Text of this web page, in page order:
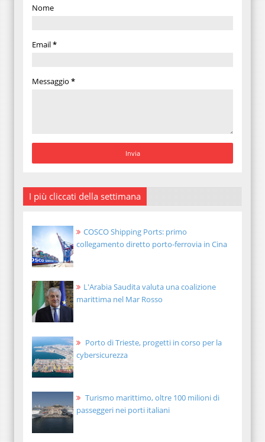
Nome
Email*
Messaggio *
I più cliccati della settimana
COSCO Shipping Ports: primo
collegamento diretto porto-ferrovia in Cina
L'Arabia Saudita valuta una coalizione
marittima nel Mar Rosso
Porto di Trieste, progetti in corso per la
cybersicurezza
Turismo marittimo, oltre 100 milioni di
passeggeri nei porti italiani